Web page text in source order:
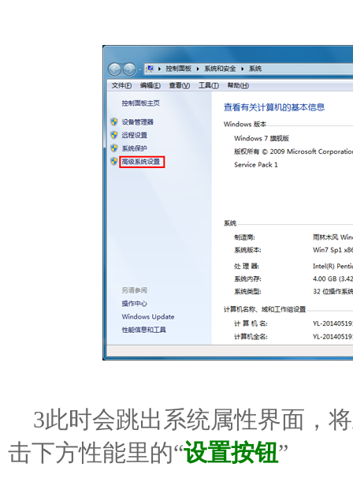
3此时会跳出系统属性界面，
击下方性能里的“设置按钮”